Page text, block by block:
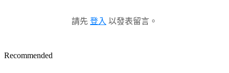
請先 登入 以發表留言。
Recommended